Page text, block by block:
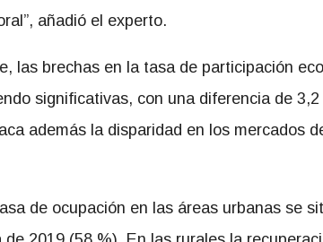
añadió el experto.
las brechas en la tasa de participación
significativas, con una diferencia de
además la disparidad en los mercados
de ocupación en las áreas urbanas se